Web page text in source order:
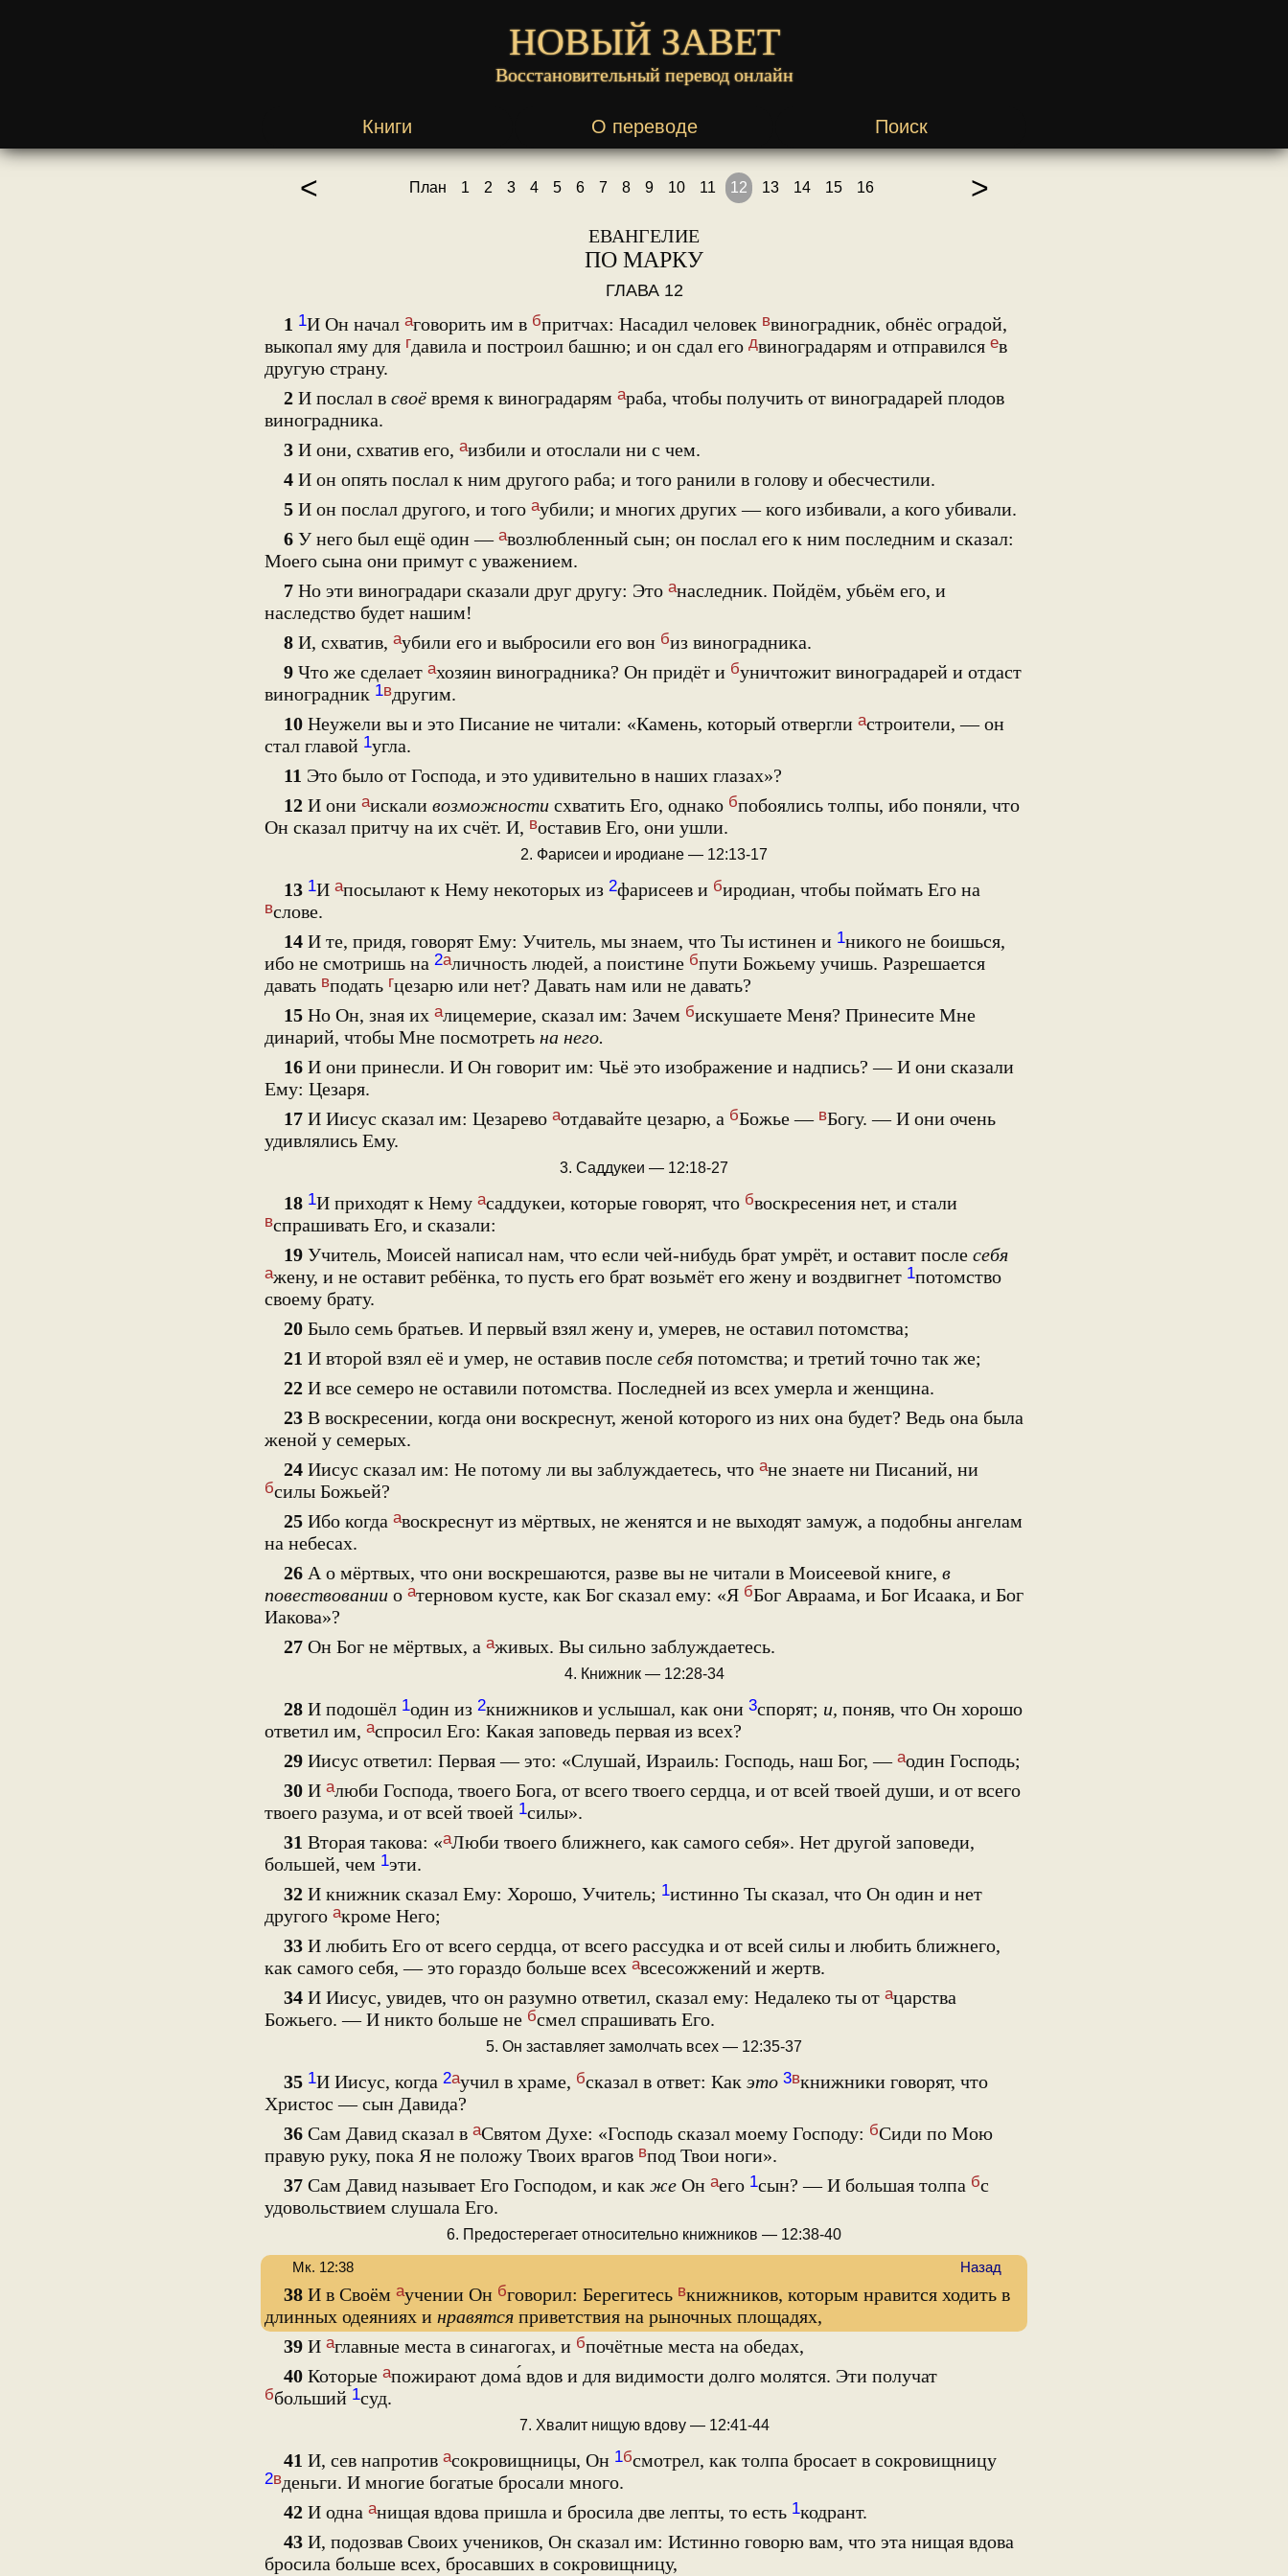
НОВЫЙ ЗАВЕТ
Восстановительный перевод онлайн
Книги О переводе Поиск
< План 1 2 3 4 5 6 7 8 9 10 11 12 13 14 15 16 >
ЕВАНГЕЛИЕ
ПО МАРКУ
ГЛАВА 12
1 1И Он начал аговорить им в бпритчах: Насадил человек ввиноградник, обнёс оградой,
выкопал яму для гдавила и построил башню; и он сдал его двиноградарям и отправился ев
другую страну.
2 И послал в своё время к виноградарям араба, чтобы получить от виноградарей плодов
виноградника.
3 И они, схватив его, аизбили и отослали ни с чем.
4 И он опять послал к ним другого раба; и того ранили в голову и обесчестили.
5 И он послал другого, и того аубили; и многих других — кого избивали, а кого убивали.
6 У него был ещё один — авозлюбленный сын; он послал его к ним последним и сказал:
Моего сына они примут с уважением.
7 Но эти виноградари сказали друг другу: Это анаследник. Пойдём, убьём его, и
наследство будет нашим!
8 И, схватив, аубили его и выбросили его вон биз виноградника.
9 Что же сделает ахозяин виноградника? Он придёт и буничтожит виноградарей и отдаст
виноградник 1вдругим.
10 Неужели вы и это Писание не читали: «Камень, который отвергли астроители, — он
стал главой 1угла.
11 Это было от Господа, и это удивительно в наших глазах»?
12 И они аискали возможности схватить Его, однако бпобоялись толпы, ибо поняли, что
Он сказал притчу на их счёт. И, воставив Его, они ушли.
2. Фарисеи и иродиане — 12:13-17
13 1И апосылают к Нему некоторых из 2фарисеев и биродиан, чтобы поймать Его на
вслове.
14 И те, придя, говорят Ему: Учитель, мы знаем, что Ты истинен и 1никого не боишься,
ибо не смотришь на 2аличность людей, а поистине бпути Божьему учишь. Разрешается
давать вподать гцезарю или нет? Давать нам или не давать?
15 Но Он, зная их алицемерие, сказал им: Зачем бискушаете Меня? Принесите Мне
динарий, чтобы Мне посмотреть на него.
16 И они принесли. И Он говорит им: Чьё это изображение и надпись? — И они сказали
Ему: Цезаря.
17 И Иисус сказал им: Цезарево аотдавайте цезарю, а бБожье — вБогу. — И они очень
удивлялись Ему.
3. Саддукеи — 12:18-27
18 1И приходят к Нему асаддукеи, которые говорят, что бвоскресения нет, и стали
вспрашивать Его, и сказали:
19 Учитель, Моисей написал нам, что если чей-нибудь брат умрёт, и оставит после себя
ажену, и не оставит ребёнка, то пусть его брат возьмёт его жену и воздвигнет 1потомство
своему брату.
20 Было семь братьев. И первый взял жену и, умерев, не оставил потомства;
21 И второй взял её и умер, не оставив после себя потомства; и третий точно так же;
22 И все семеро не оставили потомства. Последней из всех умерла и женщина.
23 В воскресении, когда они воскреснут, женой которого из них она будет? Ведь она была
женой у семерых.
24 Иисус сказал им: Не потому ли вы заблуждаетесь, что ане знаете ни Писаний, ни
бсилы Божьей?
25 Ибо когда авоскреснут из мёртвых, не женятся и не выходят замуж, а подобны ангелам
на небесах.
26 А о мёртвых, что они воскрешаются, разве вы не читали в Моисеевой книге, в
повествовании о атерновом кусте, как Бог сказал ему: «Я бБог Авраама, и Бог Исаака, и Бог
Иакова»?
27 Он Бог не мёртвых, а аживых. Вы сильно заблуждаетесь.
4. Книжник — 12:28-34
28 И подошёл 1один из 2книжников и услышал, как они 3спорят; и, поняв, что Он хорошо
ответил им, аспросил Его: Какая заповедь первая из всех?
29 Иисус ответил: Первая — это: «Слушай, Израиль: Господь, наш Бог, — аодин Господь;
30 И алюби Господа, твоего Бога, от всего твоего сердца, и от всей твоей души, и от всего
твоего разума, и от всей твоей 1силы».
31 Вторая такова: «аЛюби твоего ближнего, как самого себя». Нет другой заповеди,
большей, чем 1эти.
32 И книжник сказал Ему: Хорошо, Учитель; 1истинно Ты сказал, что Он один и нет
другого акроме Него;
33 И любить Его от всего сердца, от всего рассудка и от всей силы и любить ближнего,
как самого себя, — это гораздо больше всех авсесожжений и жертв.
34 И Иисус, увидев, что он разумно ответил, сказал ему: Недалеко ты от ацарства
Божьего. — И никто больше не бсмел спрашивать Его.
5. Он заставляет замолчать всех — 12:35-37
35 1И Иисус, когда 2аучил в храме, бсказал в ответ: Как это 3вкнижники говорят, что
Христос — сын Давида?
36 Сам Давид сказал в аСвятом Духе: «Господь сказал моему Господу: бСиди по Мою
правую руку, пока Я не положу Твоих врагов впод Твои ноги».
37 Сам Давид называет Его Господом, и как же Он аего 1сын? — И большая толпа бс
удовольствием слушала Его.
6. Предостерегает относительно книжников — 12:38-40
38 И в Своём аучении Он бговорил: Берегитесь вкнижников, которым нравится ходить в
длинных одеяниях и нравятся приветствия на рыночных площадях,
Мк. 12:38 Назад
39 И аглавные места в синагогах, и бпочётные места на обедах,
40 Которые апожирают дома́ вдов и для видимости долго молятся. Эти получат
ббольший 1суд.
7. Хвалит нищую вдову — 12:41-44
41 И, сев напротив асокровищницы, Он 1бсмотрел, как толпа бросает в сокровищницу
2вденьги. И многие богатые бросали много.
42 И одна анищая вдова пришла и бросила две лепты, то есть 1кодрант.
43 И, подозвав Своих учеников, Он сказал им: Истинно говорю вам, что эта нищая вдова
бросила больше всех, бросавших в сокровищницу,